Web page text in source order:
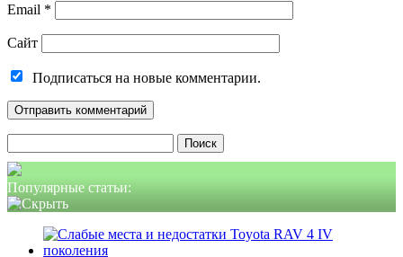
Email *
Сайт
Подписаться на новые комментарии.
Популярные статьи: